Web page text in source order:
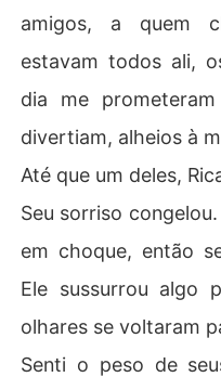
amigos, a quem
estavam todos ali,
dia me
divertiam, alheios à
Até que um deles,
Seu sorriso
em choque, então
Ele sussurrou algo
olhares se voltaram
Senti o peso de